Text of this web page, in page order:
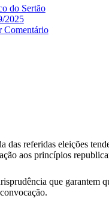
do Sertão
2025
Comentário
das referidas eleições
aos princípios
que garantem